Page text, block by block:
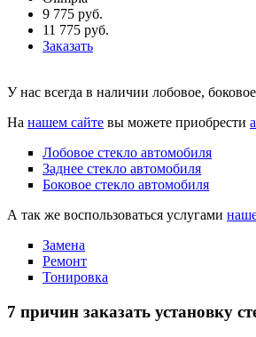
9 775 руб.
11 775 руб.
Заказать
У нас всегда в наличии лобовое,
На нашем сайте вы можете приобрести
Лобовое стекло автомобиля
Заднее стекло автомобиля
Боковое стекло автомобиля
А так же воспользоваться услугами
Замена
Ремонт
Тонировка
7 причин заказать установку